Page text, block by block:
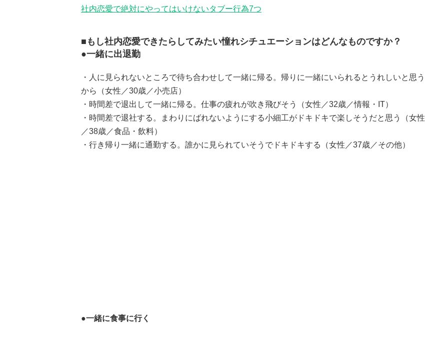
社内恋愛で絶対にやってはいけないタブー行為7つ
■もし社内恋愛できたらしてみたい憧れシチュエーションはどんなものですか？
●一緒に出退勤
・人に見られないところで待ち合わせして一緒に帰る。帰りに一緒にいられるとうれしいと思う
から（女性／30歳／小売店）
・時間差で退出して一緒に帰る。仕事の疲れが吹き飛びそう（女性／32歳／情報・IT）
・時間差で退社する。まわりにばれないようにする小細工がドキドキで楽しそうだと思う（女性
／38歳／食品・飲料）
・行き帰り一緒に通勤する。誰かに見られていそうでドキドキする（女性／37歳／その他）
●一緒に食事に行く